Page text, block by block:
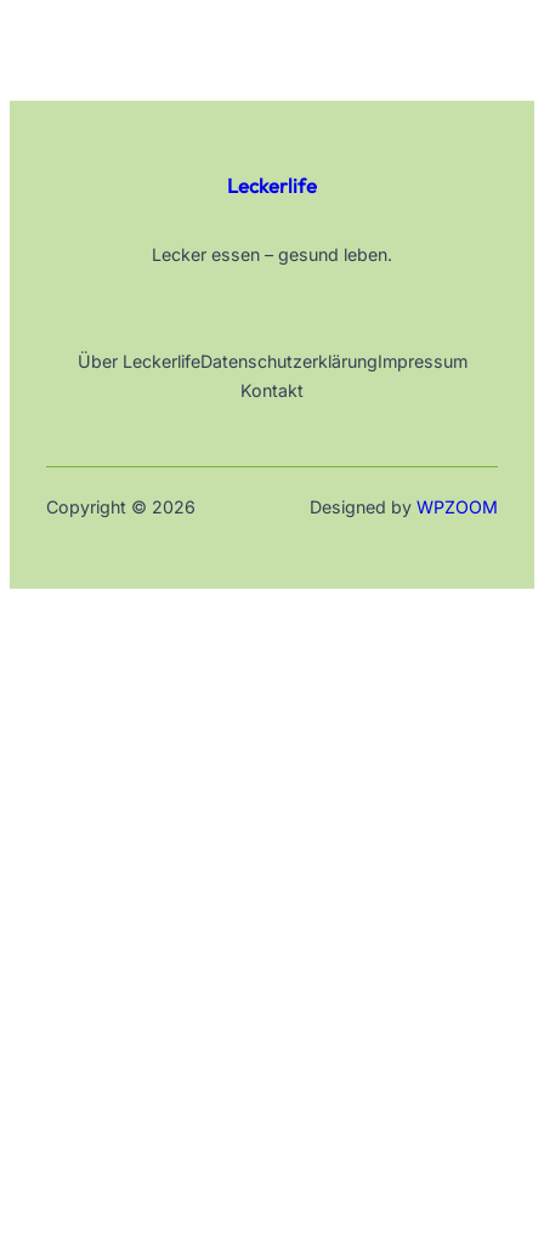
Leckerlife
Lecker essen – gesund leben.
Über LeckerlifeDatenschutzerklärungImpressum
Kontakt
Copyright © 2026 Designed by WPZOOM